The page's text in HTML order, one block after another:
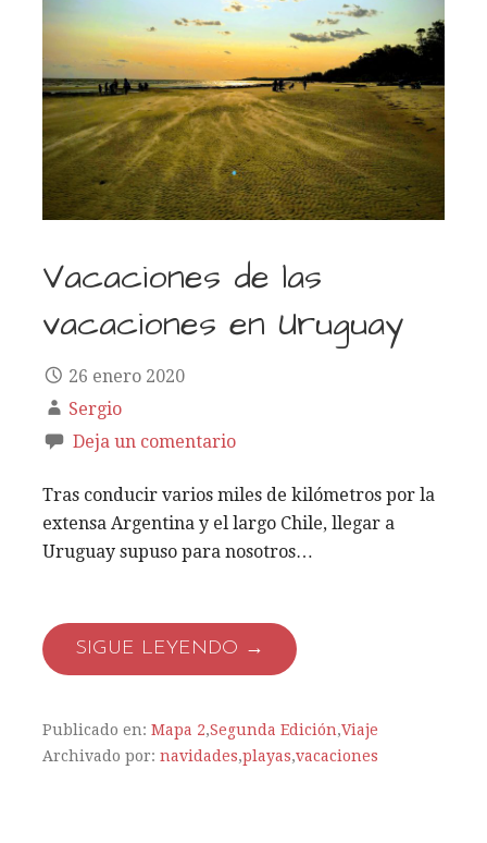
Vacaciones de las
vacaciones en Uruguay
26 enero 2020
Sergio
Deja un comentario
Tras conducir varios miles de kilómetros por la
extensa Argentina y el largo Chile, llegar a
Uruguay supuso para nosotros…
SIGUE LEYENDO →
Publicado en: Mapa 2,Segunda Edición,Viaje
Archivado por: navidades,playas,vacaciones